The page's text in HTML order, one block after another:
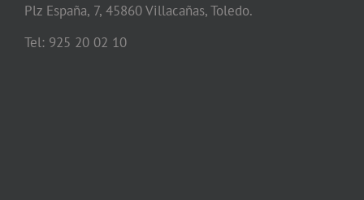
Plz España, 7, 45860 Villacañas, Toledo.
Tel: 925 20 02 10